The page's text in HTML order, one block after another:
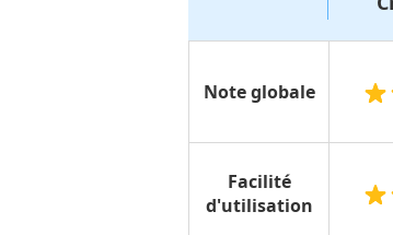
Note globale
Facilité
d'utilisation